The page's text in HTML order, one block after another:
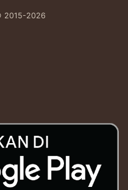
2015-2026